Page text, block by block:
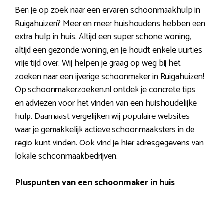
Ben je op zoek naar een ervaren schoonmaakhulp in
Ruigahuizen? Meer en meer huishoudens hebben een
extra hulp in huis. Altijd een super schone woning,
altijd een gezonde woning, en je houdt enkele uurtjes
vrije tijd over. Wij helpen je graag op weg bij het
zoeken naar een ijverige schoonmaker in Ruigahuizen!
Op schoonmakerzoeken.nl ontdek je concrete tips
en adviezen voor het vinden van een huishoudelijke
hulp. Daarnaast vergelijken wij populaire websites
waar je gemakkelijk actieve schoonmaaksters in de
regio kunt vinden. Ook vind je hier adresgegevens van
lokale schoonmaakbedrijven.
Pluspunten van een schoonmaker in huis